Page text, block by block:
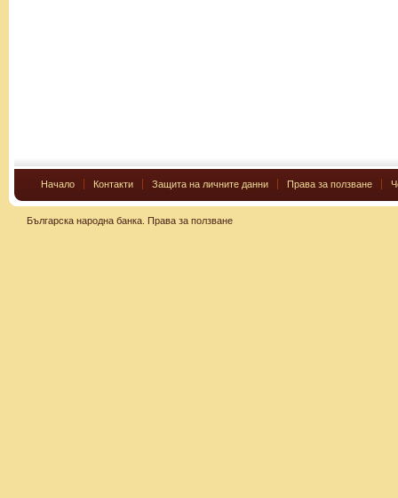
Начало Контакти Защита на личните данни Права за ползване
Българска народна банка. Права за ползване